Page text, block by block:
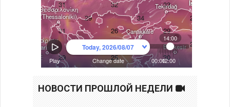
НОВОСТИ ПРОШЛОЙ НЕДЕЛИ